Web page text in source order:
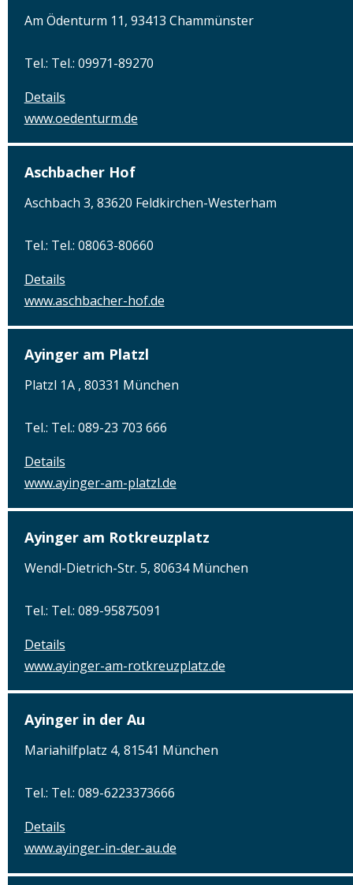
Am Ödenturm 11, 93413 Chammünster
Tel.: Tel.: 09971-89270
Details
www.oedenturm.de
Aschbacher Hof
Aschbach 3, 83620 Feldkirchen-Westerham
Tel.: Tel.: 08063-80660
Details
www.aschbacher-hof.de
Ayinger am Platzl
Platzl 1A , 80331 München
Tel.: Tel.: 089-23 703 666
Details
www.ayinger-am-platzl.de
Ayinger am Rotkreuzplatz
Wendl-Dietrich-Str. 5, 80634 München
Tel.: Tel.: 089-95875091
Details
www.ayinger-am-rotkreuzplatz.de
Ayinger in der Au
Mariahilfplatz 4, 81541 München
Tel.: Tel.: 089-6223373666
Details
www.ayinger-in-der-au.de